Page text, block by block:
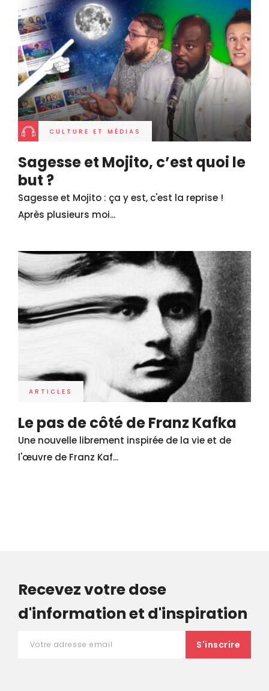
CULTURE ET MÉDIAS
Sagesse et Mojito, c’est quoi le
but ?
Sagesse et Mojito : ça y est, c'est la reprise !
Après plusieurs moi...
ARTICLES
Le pas de côté de Franz Kafka
Une nouvelle librement inspirée de la vie et de
l'œuvre de Franz Kaf...
Recevez votre dose
d'information et d'inspiration